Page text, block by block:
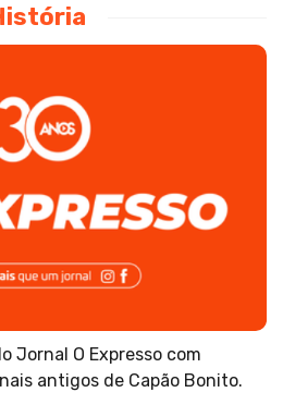
Jornal O Expresso com
antigos de Capão Bonito.